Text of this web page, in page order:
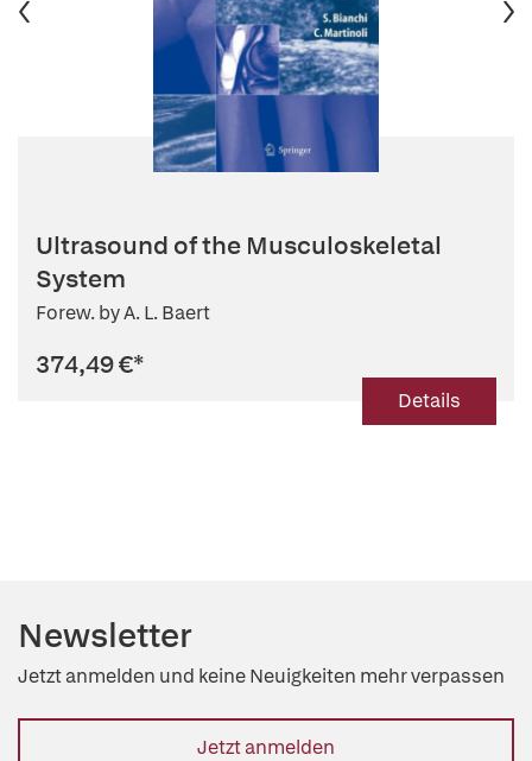
Ultrasound of the Musculoskeletal
System
Forew. by A. L. Baert
374,49 €*
Details
Newsletter
Jetzt anmelden und keine Neuigkeiten mehr verpassen
Jetzt anmelden